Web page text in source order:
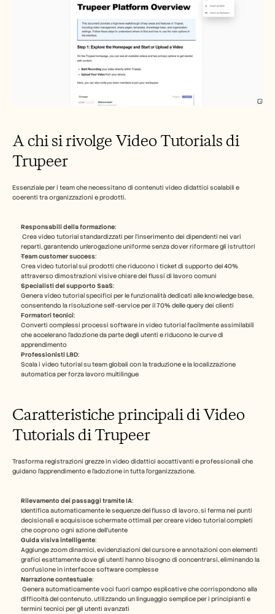
A chi si rivolge Video Tutorials di
Trupeer
Essenziale per i team che necessitano di contenuti video didattici scalabili e
coerenti tra organizzazioni e prodotti.
Responsabili della formazione:
reparti, garantendo un'erogazione uniforme senza dover riformare gli istruttori
Team customer success:
Crea video tutorial sui prodotti che riducono i ticket di supporto del 40%
attraverso dimostrazioni visive chiare dei flussi di lavoro comuni
Specialisti del supporto SaaS:
Genera video tutorial specifici per le funzionalità dedicati alle knowledge base,
consentendo la risoluzione self-service per il 70% delle query dei clienti
Formatori tecnici:
Converti complessi processi software in video tutorial facilmente assimilabili
che accelerano l'adozione da parte degli utenti e riducono le curve di
apprendimento
Professionisti L&D:
Scala i video tutorial su team globali con la traduzione e la localizzazione
automatica per forza lavoro multilingue
Caratteristiche principali di Video
Tutorials di Trupeer
Trasforma registrazioni grezze in video didattici accattivanti e professionali che
guidano l'apprendimento e l'adozione in tutta l'organizzazione.
Rilevamento dei passaggi tramite IA:
Identifica automaticamente le sequenze del flusso di lavoro, si ferma nei punti
decisionali e acquisisce schermate ottimali per creare video tutorial completi
che coprono ogni azione dell'utente
Guida visiva intelligente:
Aggiunge zoom dinamici, evidenziazioni del cursore e annotazioni con elementi
grafici esattamente dove gli utenti hanno bisogno di concentrarsi, eliminando la
confusione in interfacce software complesse
Narrazione contestuale:
difficoltà del contenuto, utilizzando un linguaggio semplice per i principianti e
termini tecnici per gli utenti avanzati